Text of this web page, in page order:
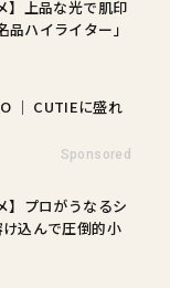
】上品な光で肌印
ハイライター」
｜ CUTIEに盛れ
Sponsored
】プロがうなるシ
込んで圧倒的小